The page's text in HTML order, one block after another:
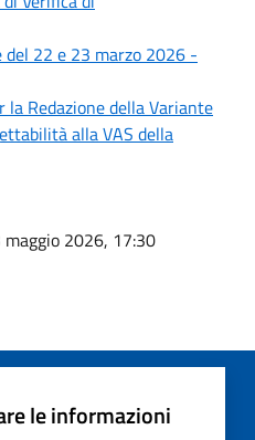
22 e 23 marzo 2026 -
Redazione della Variante
alla VAS della
maggio 2026, 17:30
le informazioni